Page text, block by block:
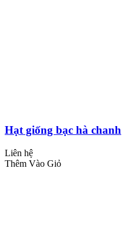
Hạt giống bạc hà chanh
Liên hệ
Thêm Vào Giỏ